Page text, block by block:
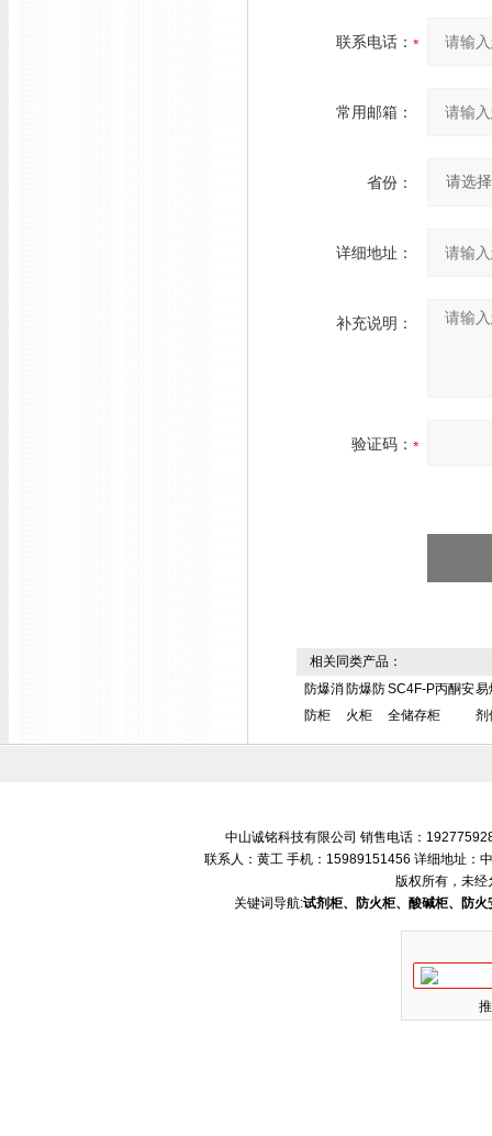
联系电话：
常用邮箱：
省份：
详细地址：
补充说明：
验证码：
相关同类产品：
防爆消
防柜
防爆防
火柜
SC4F-P丙酮安
全储存柜
易
剂
中山诚铭科技有限公司 销售电话：
联系人：黄工 手机：15989151456 详细地址：
版权所有，未经
关键词导航:试剂柜、防火柜、酸碱柜、防